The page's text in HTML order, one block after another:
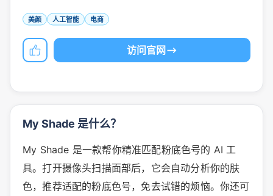
美颜 人工智能 电商
访问官网
My Shade 是什么？
My Shade 是一款帮你精准匹配粉底色号的 AI 工
具。打开摄像头扫描面部后，它会自动分析你的肤
色，推荐适配的粉底色号，免去试错的烦恼。你还可